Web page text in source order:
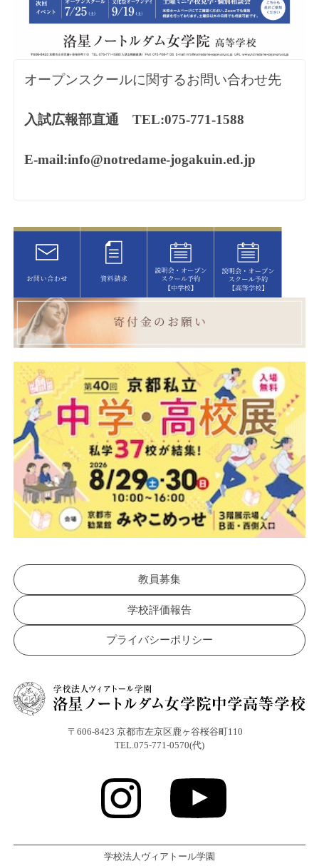
オープンスクールに関するお問い合わせ先
入試広報部直通 TEL:075-771-1588
E-mail:info@notredame-jogakuin.ed.jp
教員募集
学校評価報告
プライバシーポリシー
〒606-8423 京都市左京区鹿ヶ谷桜谷町110
TEL.075-771-0570(代)
学校法人ヴィアトール学園